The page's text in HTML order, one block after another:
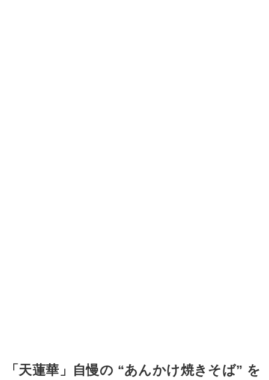
「天蓮華」自慢の “あんかけ焼きそば” を